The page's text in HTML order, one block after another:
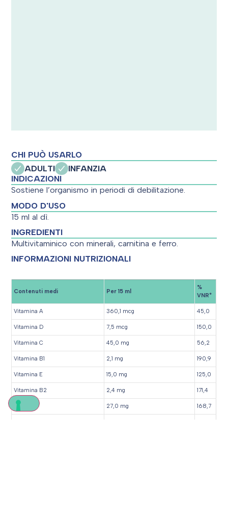
CHI PUÒ USARLO
ADULTI
INFANZIA
INDICAZIONI
Sostiene l’organismo in periodi di debilitazione.
MODO D'USO
15 ml al dì.
INGREDIENTI
Multivitaminico con minerali, carnitina e ferro.
INFORMAZIONI NUTRIZIONALI
Contenuti medi Per 15 ml
%
VNR*
Vitamina A 360,1 mcg 45,0
Vitamina D 7,5 mcg 150,0
Vitamina C 45,0 mg 56,2
Vitamina B1 2,1 mg 190,9
Vitamina E 15,0 mg 125,0
Vitamina B2 2,4 mg 171,4
Niacina 27,0 mg 168,7